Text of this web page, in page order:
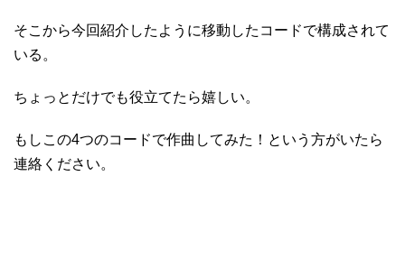
そこから今回紹介したように移動したコードで構成されて
いる。
ちょっとだけでも役立てたら嬉しい。
もしこの4つのコードで作曲してみた！という方がいたら
連絡ください。